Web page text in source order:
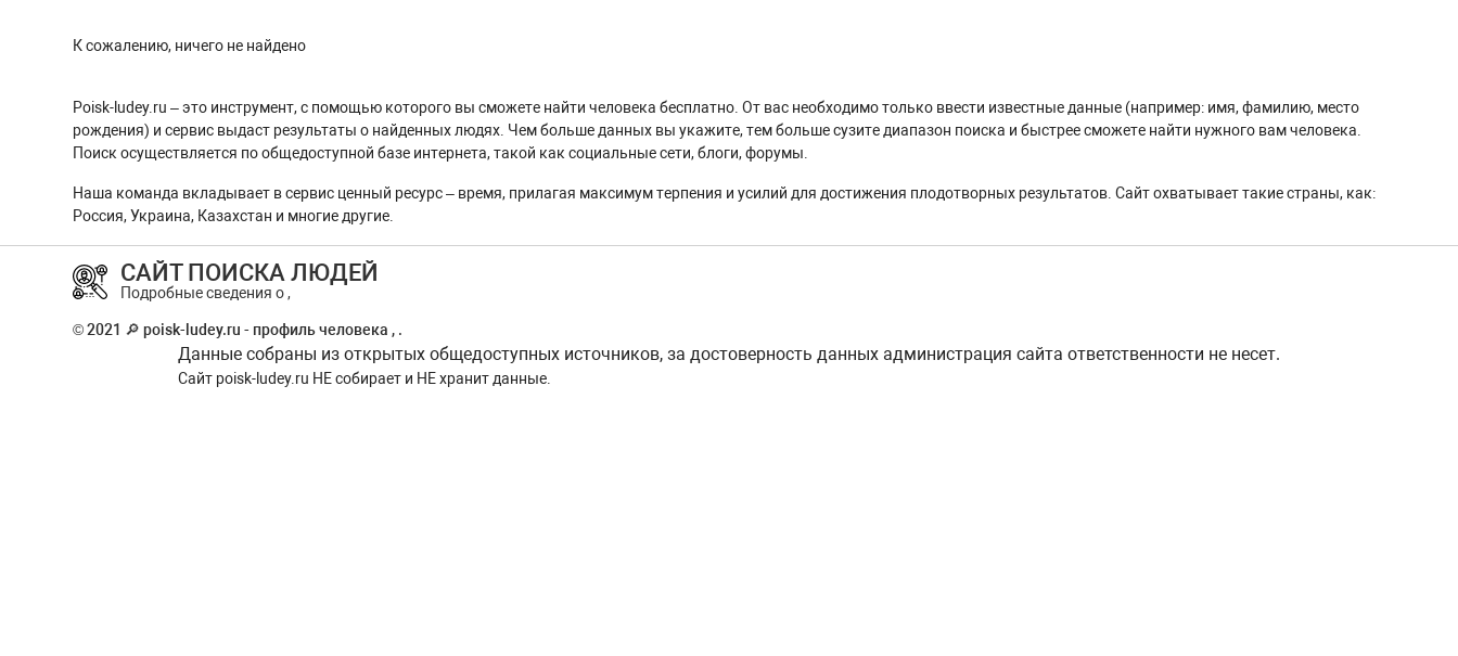
К сожалению, ничего не найдено
Poisk-ludey.ru – это инструмент, с помощью которого вы сможете найти человека бесплатно. От вас необходимо только ввести известные данные (например: имя, фамилию, место
рождения) и сервис выдаст результаты о найденных людях. Чем больше данных вы укажите, тем больше сузите диапазон поиска и быстрее сможете найти нужного вам человека.
Поиск осуществляется по общедоступной базе интернета, такой как социальные сети, блоги, форумы.
Наша команда вкладывает в сервис ценный ресурс – время, прилагая максимум терпения и усилий для достижения плодотворных результатов. Сайт охватывает такие страны, как:
Россия, Украина, Казахстан и многие другие.
САЙТ ПОИСКА ЛЮДЕЙ
Подробные сведения о ,
© 2021 🔎 poisk-ludey.ru - профиль человека , .
Данные собраны из открытых общедоступных источников, за достоверность данных администрация сайта ответственности не несет.
Сайт poisk-ludey.ru НЕ собирает и НЕ хранит данные.